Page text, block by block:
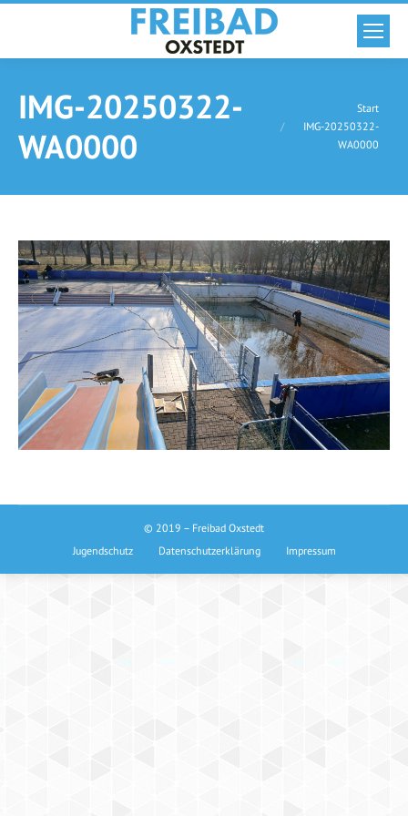
IMG-20250322-
WA0000
Sie befinden sich hier:
Start
IMG-20250322-
WA0000
© 2019 – Freibad Oxstedt
Jugendschutz
Datenschutzerklärung Impressum